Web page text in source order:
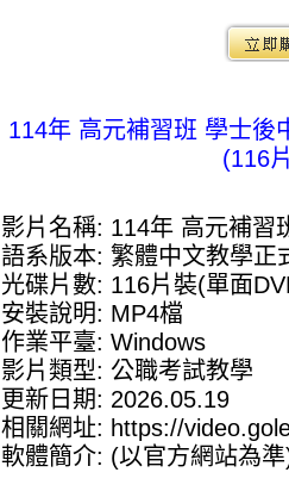
114年 高元補習班 學士後
(116
影片名稱: 114年 高元補習
語系版本: 繁體中文教學正
光碟片數: 116片裝(單面
安裝說明: MP4檔
作業平臺: Windows
影片類型: 公職考試教學
更新日期: 2026.05.19
相關網址: https://
軟體簡介: (以官方網站為